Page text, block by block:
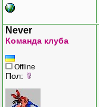
Never
Команда клуба
Offline
Пол: